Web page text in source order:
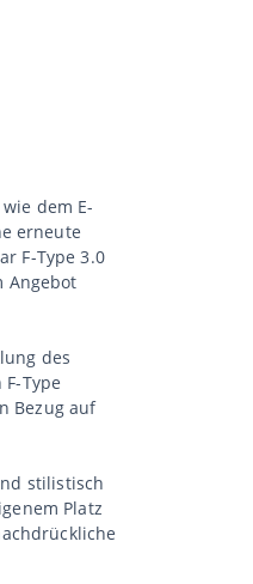
dem E-
erneute
F-Type 3.0
Angebot
des
Type
Bezug auf
stilistisch
Platz